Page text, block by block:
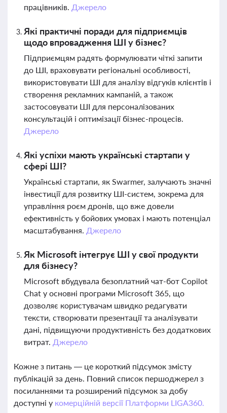
працівників. Джерело
Які практичні поради для підприємців
щодо впровадження ШІ у бізнес?
Підприємцям радять формулювати чіткі запити
до ШІ, враховувати регіональні особливості,
використовувати ШІ для аналізу відгуків клієнтів і
створення рекламних кампаній, а також
застосовувати ШІ для персоналізованих
консультацій і оптимізації бізнес-процесів.
Джерело
Які успіхи мають українські стартапи у
сфері ШІ?
Українські стартапи, як Swarmer, залучають значні
інвестиції для розвитку ШІ-систем, зокрема для
управління роєм дронів, що вже довели
ефективність у бойових умовах і мають потенціал
масштабування. Джерело
Як Microsoft інтегрує ШІ у свої продукти
для бізнесу?
Microsoft вбудувала безоплатний чат-бот Copilot
Chat у основні програми Microsoft 365, що
дозволяє користувачам швидко редагувати
тексти, створювати презентації та аналізувати
дані, підвищуючи продуктивність без додаткових
витрат. Джерело
Кожне з питань — це короткий підсумок змісту
публікацій за день. Повний список першоджерел з
посиланнями та розширений підсумок за добу
доступні у комерційній версії Платформи LIGA360.